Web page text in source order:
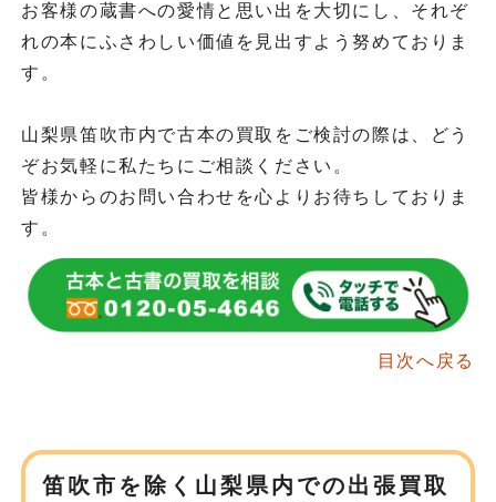
お客様の蔵書への愛情と思い出を大切にし、それぞ
れの本にふさわしい価値を見出すよう努めておりま
す。
山梨県笛吹市内で古本の買取をご検討の際は、どう
ぞお気軽に私たちにご相談ください。
皆様からのお問い合わせを心よりお待ちしておりま
す。
目次へ戻る
笛吹市を除く山梨県内での出張買取